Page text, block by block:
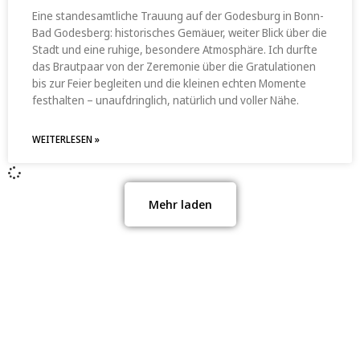
Eine standesamtliche Trauung auf der Godesburg in Bonn-
Bad Godesberg: historisches Gemäuer, weiter Blick über die
Stadt und eine ruhige, besondere Atmosphäre. Ich durfte
das Brautpaar von der Zeremonie über die Gratulationen
bis zur Feier begleiten und die kleinen echten Momente
festhalten – unaufdringlich, natürlich und voller Nähe.
WEITERLESEN »
Mehr laden